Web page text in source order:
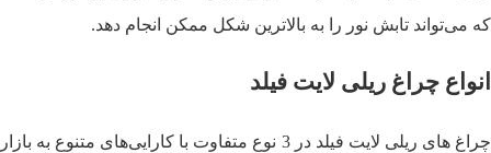
که می‌تواند تابش نور را به بالاترین شکل ممکن انجام دهد.
انواع چراغ ریلی لایت فیلد
چراغ‌ های ریلی لایت فیلد در 3 نوع متفاوت با کارایی‌های متنوع به بازار